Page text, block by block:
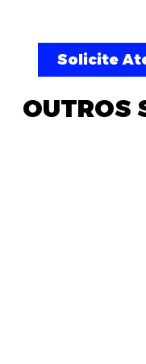
Solicite
OUTROS